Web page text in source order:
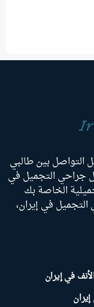
بين طالبي
جراحي التجميل في
الخاصة بك
في إيران،
في إيران